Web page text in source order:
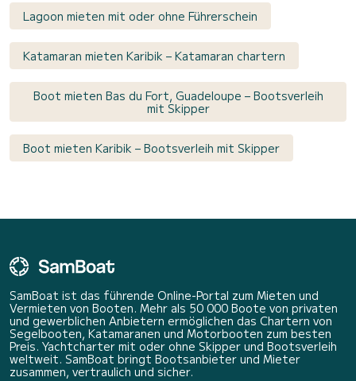
Lagoon mieten mit oder ohne Führerschein
Katamaran mieten Karibik – Katamaran chartern
Boot mieten Bas du Fort, Guadeloupe – Bootsverleih
mit Skipper
Boot mieten Karibik – Bootsverleih mit Skipper
SamBoat ist das führende Online-Portal zum Mieten und
Vermieten von Booten. Mehr als 50 000 Boote von privaten
und gewerblichen Anbietern ermöglichen das Chartern von
Segelbooten, Katamaranen und Motorbooten zum besten
Preis. Yachtcharter mit oder ohne Skipper und Bootsverleih
weltweit. SamBoat bringt Bootsanbieter und Mieter
zusammen, vertraulich und sicher.